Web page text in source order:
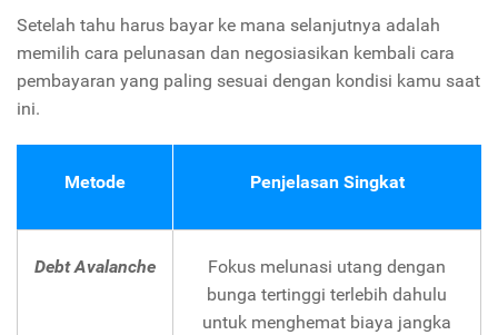
Setelah tahu harus bayar ke mana selanjutnya adalah
memilih cara pelunasan dan negosiasikan kembali cara
pembayaran yang paling sesuai dengan kondisi kamu saat
ini.
Metode Penjelasan Singkat
Debt Avalanche
Fokus melunasi utang dengan
bunga tertinggi terlebih dahulu
untuk menghemat biaya jangka